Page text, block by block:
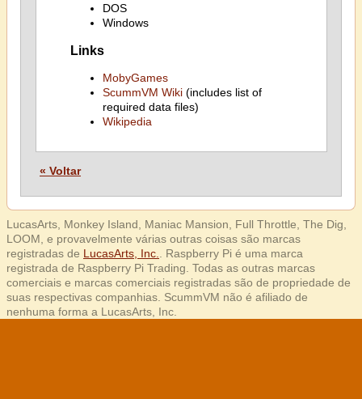
DOS
Windows
Links
MobyGames
ScummVM Wiki(includes list of
required data files)
Wikipedia
« Voltar
LucasArts, Monkey Island, Maniac Mansion, Full Throttle, The Dig,
LOOM, e provavelmente várias outras coisas são marcas
registradas de LucasArts, Inc.
. Raspberry Pi é uma marca
registrada de Raspberry Pi Trading. Todas as outras marcas
comerciais e marcas comerciais registradas são de propriedade de
suas respectivas companhias. ScummVM não é afiliado de
nenhuma forma a LucasArts, Inc.